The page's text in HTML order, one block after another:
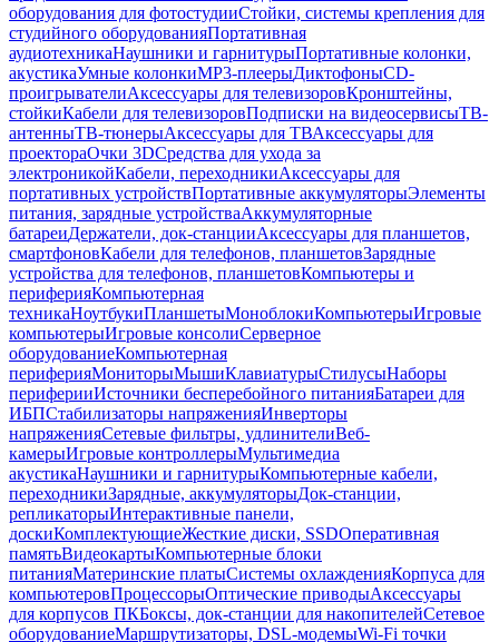
оборудования для фотостудииСтойки, системы крепления для
студийного оборудованияПортативная
аудиотехникаНаушники и гарнитурыПортативные колонки,
акустикаУмные колонкиMP3-плеерыДиктофоныCD-
проигрывателиАксессуары для телевизоровКронштейны,
стойкиКабели для телевизоровПодписки на видеосервисыТВ-
антенныТВ-тюнерыАксессуары для ТВАксессуары для
проектораОчки 3DСредства для ухода за
электроникойКабели, переходникиАксессуары для
портативных устройствПортативные аккумуляторыЭлементы
питания, зарядные устройстваАккумуляторные
батареиДержатели, док-станцииАксессуары для планшетов,
смартфоновКабели для телефонов, планшетовЗарядные
устройства для телефонов, планшетовКомпьютеры и
периферияКомпьютерная
техникаНоутбукиПланшетыМоноблокиКомпьютерыИгровые
компьютерыИгровые консолиСерверное
оборудованиеКомпьютерная
периферияМониторыМышиКлавиатурыСтилусыНаборы
периферииИсточники бесперебойного питанияБатареи для
ИБПСтабилизаторы напряженияИнверторы
напряженияСетевые фильтры, удлинителиВеб-
камерыИгровые контроллерыМультимедиа
акустикаНаушники и гарнитурыКомпьютерные кабели,
переходникиЗарядные, аккумуляторыДок-станции,
репликаторыИнтерактивные панели,
доскиКомплектующиеЖесткие диски, SSDОперативная
памятьВидеокартыКомпьютерные блоки
питанияМатеринские платыСистемы охлажденияКорпуса для
компьютеровПроцессорыОптические приводыАксессуары
для корпусов ПКБоксы, док-станции для накопителейСетевое
оборудованиеМаршрутизаторы, DSL-модемыWi-Fi точки